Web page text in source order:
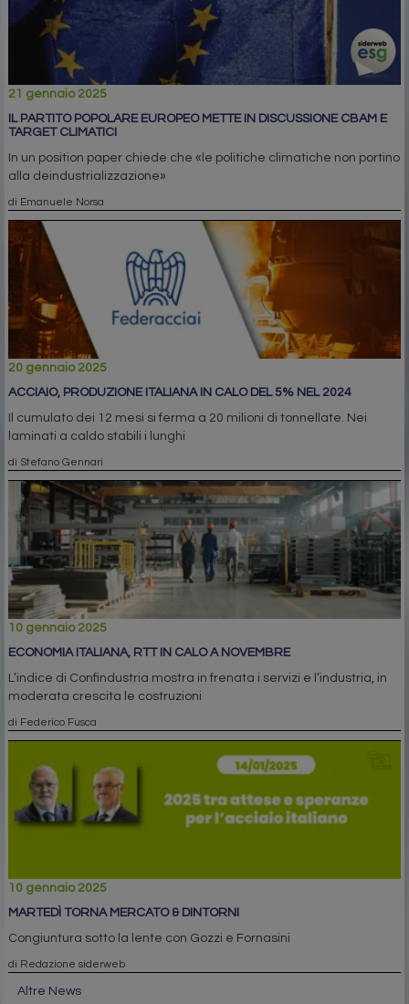
21 gennaio 2025
IL PARTITO POPOLARE EUROPEO METTE IN DISCUSSIONE CBAM E
TARGET CLIMATICI
In un position paper chiede che «le politiche climatiche non portino
alla deindustrializzazione»
di Emanuele Norsa
20 gennaio 2025
ACCIAIO, PRODUZIONE ITALIANA IN CALO DEL 5% NEL 2024
Il cumulato dei 12 mesi si ferma a 20 milioni di tonnellate. Nei
laminati a caldo stabili i lunghi
di Stefano Gennari
10 gennaio 2025
ECONOMIA ITALIANA, RTT IN CALO A NOVEMBRE
L’indice di Confindustria mostra in frenata i servizi e l’industria, in
moderata crescita le costruzioni
di Federico Fusca
10 gennaio 2025
MARTEDÌ TORNA MERCATO & DINTORNI
Congiuntura sotto la lente con Gozzi e Fornasini
di Redazione siderweb
Altre News